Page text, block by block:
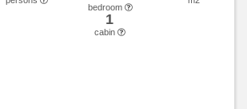
bedroom
1
cabin